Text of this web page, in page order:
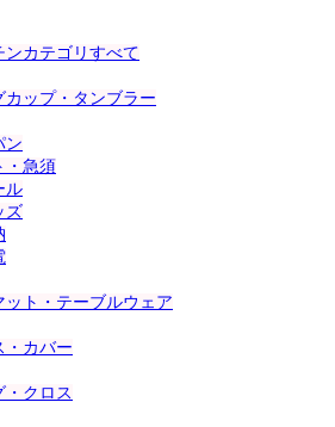
ンカテゴリすべて
カップ・タンブラー
ン
・急須
ル
ズ
ット・テーブルウェア
・カバー
・クロス